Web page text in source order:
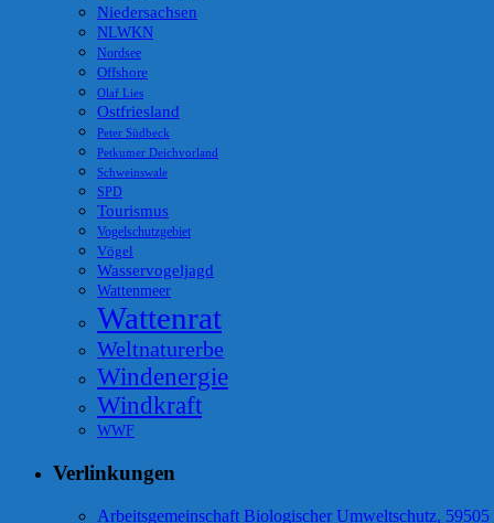
Niedersachsen
NLWKN
Nordsee
Offshore
Olaf Lies
Ostfriesland
Peter Südbeck
Petkumer Deichvorland
Schweinswale
SPD
Tourismus
Vogelschutzgebiet
Vögel
Wasservogeljagd
Wattenmeer
Wattenrat
Weltnaturerbe
Windenergie
Windkraft
WWF
Verlinkungen
Arbeitsgemeinschaft Biologischer Umweltschutz, 59505